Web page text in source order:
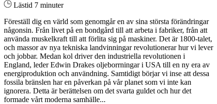
Lästid 7 minuter
Föreställ dig en värld som genomgår en av sina största förändringar
någonsin. Från livet på en bondgård till att arbeta i fabriker, från att
använda muskelkraft till att förlita sig på maskiner. Det är 1800-talet,
och massor av nya tekniska landvinningar revolutionerar hur vi lever
och jobbar. Medan kol driver den industriella revolutionen i
England, leder Edwin Drakes oljeborrningar i USA till en ny era av
energiproduktion och användning. Samtidigt börjar vi inse att dessa
fossila bränslen har en påverkan på vår planet som vi inte kan
ignorera. Detta är berättelsen om det svarta guldet och hur det
formade vårt moderna samhälle...